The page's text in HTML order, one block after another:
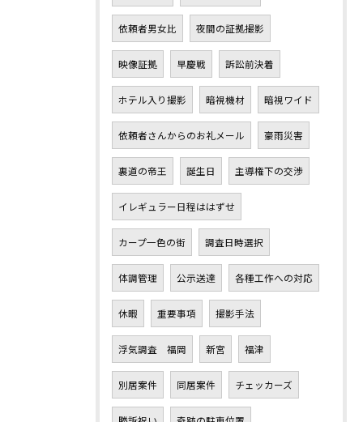
依頼者男女比 夜間の証拠撮影
映像証拠 早慶戦 訴訟前決着
ホテル入り撮影 暗視機材 暗視ワイド
依頼者さんからのお礼メール 豪雨災害
裏道の帝王 誕生日 主導権下の交渉
イレギュラー日程ははずせ
カープ一色の街 調査日時選択
体調管理 公示送達 各種工作への対応
休暇 重要事項 撮影手法
浮気調査 福岡 新宮 福津
別居案件 同居案件 チェッカーズ